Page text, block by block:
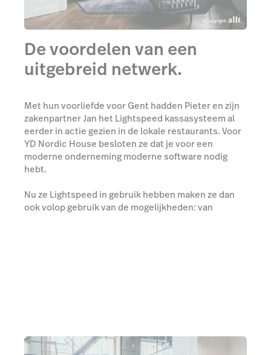
De voordelen van een
uitgebreid netwerk.
Met hun voorliefde voor Gent hadden Pieter en zijn
zakenpartner Jan het Lightspeed kassasysteem al
eerder in actie gezien in de lokale restaurants. Voor
YD Nordic House besloten ze dat je voor een
moderne onderneming moderne software nodig
hebt.
Nu ze Lightspeed in gebruik hebben maken ze dan
ook volop gebruik van de mogelijkheden: van